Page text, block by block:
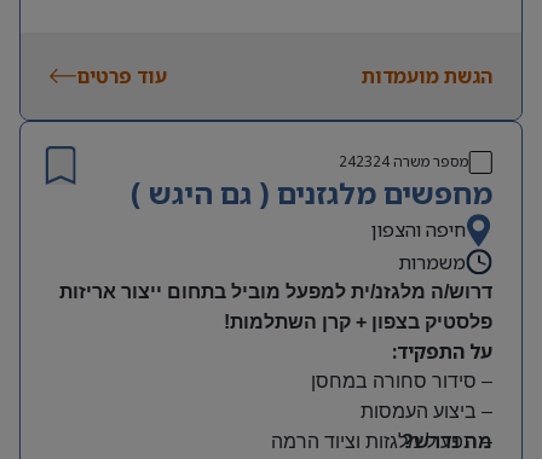
הגשת מועמדות עוד פרטים
מספר משרה242324
מחפשים מלגזנים ( גם היגש )
חיפה והצפון
משמרות
דרוש/ה מלגזנ/ית למפעל מוביל בתחום ייצור אריזות
פלסטיק בצפון + קרן השתלמות!
על התפקיד:
– סידור סחורה במחסן
– ביצוע העמסות
– תפעול מלגזות וציוד הרמה
מה נדרש?